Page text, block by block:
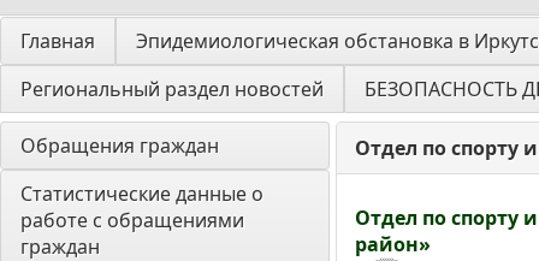
Главная
Эпидемиологическая обстановка в
Региональный раздел новостей
БЕЗОПАСНОСТЬ
Обращения граждан
Статистические данные о
работе с обращениями
граждан
Отдел по спорту
Отдел по спорту
район»